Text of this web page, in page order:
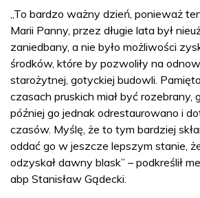
„To bardzo ważny dzień, ponieważ
Marii Panny, przez długie lata był
zaniedbany, a nie było możliwości
środków, które by pozwoliły na
starożytnej, gotyckiej budowli.
czasach pruskich miał być rozebrany,
później go jednak odrestaurowano i
czasów. Myślę, że to tym bardziej
oddać go w jeszcze lepszym stanie,
odzyskał dawny blask” – podkreślił
abp Stanisław Gądecki.